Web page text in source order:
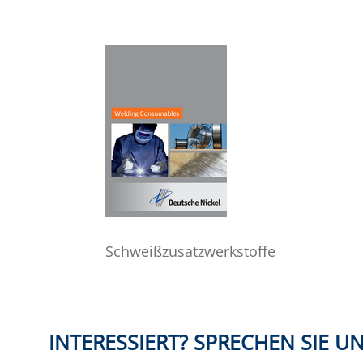
Schweißzusatzwerkstoffe
INTERESSIERT? SPRECHEN SIE